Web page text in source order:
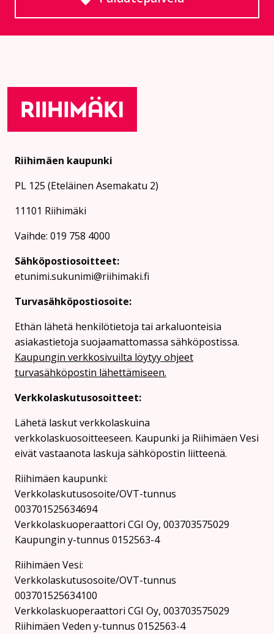
Siirtyy ulkoiselle
Riihimäen kaupunki
PL 125 (Eteläinen Asemakatu 2)
11101 Riihimäki
Vaihde: 019 758 4000
Sähköpostiosoitteet:
etunimi.sukunimi@riihimaki.fi
Turvasähköpostiosoite:
Ethän lähetä henkilötietoja tai arkaluonteisia
asiakastietoja suojaamattomassa sähköpostissa.
Kaupungin verkkosivuilta löytyy ohjeet
turvasähköpostin lähettämiseen.
Verkkolaskutusosoitteet:
Lähetä laskut verkkolaskuina
verkkolaskuosoitteeseen. Kaupunki ja Riihimäen Vesi
eivät vastaanota laskuja sähköpostin liitteenä.
Riihimäen kaupunki:
Verkkolaskutusosoite/OVT-tunnus
003701525634694
Verkkolaskuoperaattori CGI Oy, 003703575029
Kaupungin y-tunnus 0152563-4
Rii­hi­mäen Vesi:
Verkkolaskutusosoite/OVT-tunnus
003701525634100
Verkkolaskuoperaattori CGI Oy, 003703575029
Riihimäen Veden y-tunnus 0152563-4